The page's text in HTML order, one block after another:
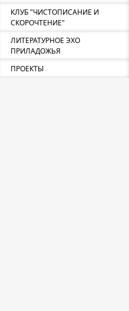
КЛУБ "ЧИСТОПИСАНИЕ И
СКОРОЧТЕНИЕ"
ЛИТЕРАТУРНОЕ ЭХО
ПРИЛАДОЖЬЯ
ПРОЕКТЫ